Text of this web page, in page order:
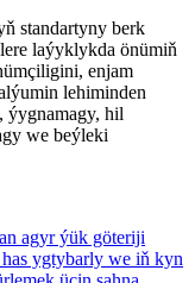
standartyny berk
laýyklykda önümiň
enjam
lehiminden
ýygnamagy, hil
we beýleki